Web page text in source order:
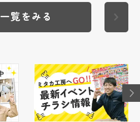
一覧をみる